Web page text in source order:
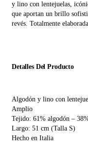
y lino con lentejuelas,
que aportan un brillo
revés. Totalmente
Detalles Del Producto
Algodón y lino con
Amplio
Tejido: 61% algodón –
Largo: 51 cm (Talla S)
Hecho en Italia